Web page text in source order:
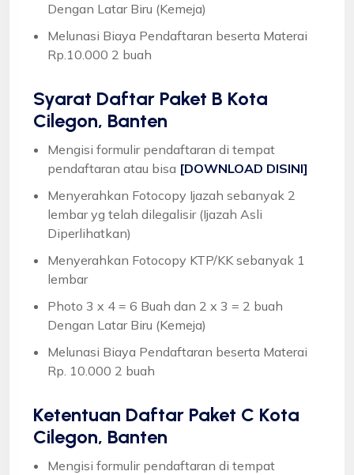
Dengan Latar Biru (Kemeja)
Melunasi Biaya Pendaftaran beserta Materai
Rp.10.000 2 buah
Syarat Daftar Paket B Kota
Cilegon, Banten
Mengisi formulir pendaftaran di tempat
pendaftaran atau bisa [DOWNLOAD DISINI]
Menyerahkan Fotocopy Ijazah sebanyak 2
lembar yg telah dilegalisir (Ijazah Asli
Diperlihatkan)
Menyerahkan Fotocopy KTP/KK sebanyak 1
lembar
Photo 3 x 4 = 6 Buah dan 2 x 3 = 2 buah
Dengan Latar Biru (Kemeja)
Melunasi Biaya Pendaftaran beserta Materai
Rp. 10.000 2 buah
Ketentuan Daftar Paket C Kota
Cilegon, Banten
Mengisi formulir pendaftaran di tempat